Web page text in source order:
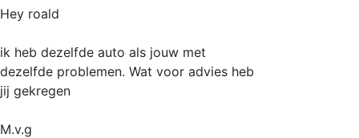
Hey roald
ik heb dezelfde auto als jouw met
dezelfde problemen. Wat voor advies heb
jij gekregen
M.v.g